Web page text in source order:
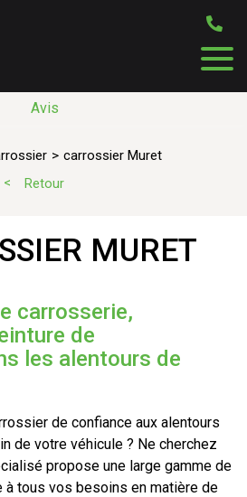
Avis
carrossier Muret
Retour
MURET
carrosserie,
de
les alentours de
de confiance aux alentours
de votre véhicule ? Ne cherchez
propose une large gamme de
à tous vos besoins en matière de